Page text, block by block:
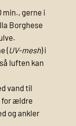
gerne i
Borghese
(UV-mesh) i
luften kan
vand til
for ældre
og ankler